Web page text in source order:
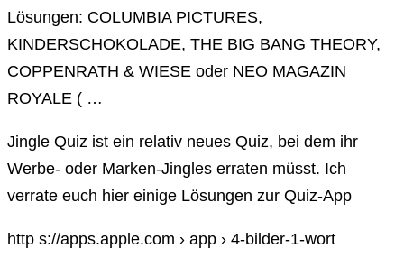
Lösungen: COLUMBIA PICTURES,
KINDERSCHOKOLADE, THE BIG BANG THEORY,
COPPENRATH & WIESE oder NEO MAGAZIN
ROYALE ( …
Jingle Quiz ist ein relativ neues Quiz, bei dem ihr
Werbe- oder Marken-Jingles erraten müsst. Ich
verrate euch hier einige Lösungen zur Quiz-App
http s://apps.apple.com › app › 4-bilder-1-wort